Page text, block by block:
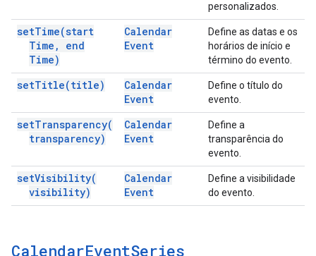
personalizados.
setTime(start
Time ,
end
Time)
Calendar
Event
Define as datas e os
horários de início e
término do evento.
setTitle(title)
Calendar
Event
Define o título do
evento.
setTransparency(
transparency)
Calendar
Event
Define a
transparência do
evento.
setVisibility(
visibility)
Calendar
Event
Define a visibilidade
do evento.
CalendarEventSeries